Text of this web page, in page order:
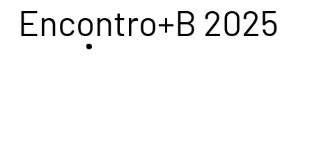
Encontro+B 2025